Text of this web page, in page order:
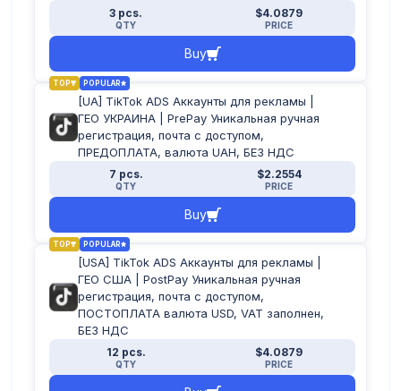
Norway
Pakistan
Panama
Paraguay
Poland
Portugal
Puerto Rico
South Korea
Sri Lanka
Sweden
Switzerland
Thailand
Ukraine
United Arab Emirates
United Kingdom
Uruguay
3 pcs.
QTY
$4.0879
PRICE
Buy
TOP POPULAR
[UA] TikTok ADS Аккаунты для рекламы |
ГЕО УКРАИНА | PrePay Уникальная ручная
регистрация, почта с доступом,
ПРЕДОПЛАТА, валюта UAH, БЕЗ НДС
7 pcs.
QTY
$2.2554
PRICE
Buy
TOP POPULAR
[USA] TikTok ADS Аккаунты для рекламы |
ГЕО США | PostPay Уникальная ручная
регистрация, почта с доступом,
ПОСТОПЛАТА валюта USD, VAT заполнен,
БЕЗ НДС
12 pcs.
QTY
$4.0879
PRICE